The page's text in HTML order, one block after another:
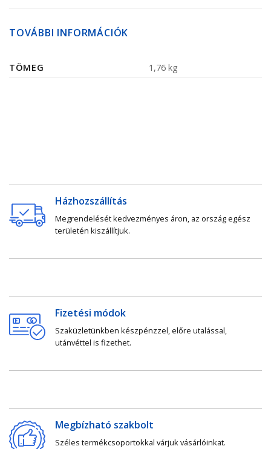
TOVÁBBI INFORMÁCIÓK
TÖMEG 1,76 kg
Házhozszállítás
Megrendelését kedvezményes áron, az ország egész
területén kiszállítjuk.
Fizetési módok
Szaküzletünkben készpénzzel, előre utalással,
utánvéttel is fizethet.
Megbízható szakbolt
Széles termékcsoportokkal várjuk vásárlóinkat.